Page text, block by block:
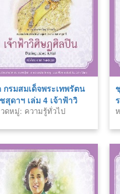
กรมสมเด็จพระเทพรัตน
สุดาฯ เล่ม 4 เจ้าฟ้าวิ
ศิลปิน
ดหมู่: ความรู้ทั่วไป